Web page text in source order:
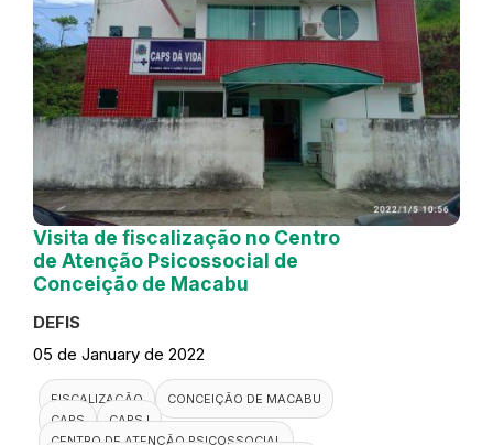
Visita de fiscalização no Centro
de Atenção Psicossocial de
Conceição de Macabu
DEFIS
05 de January de 2022
FISCALIZAÇÃO
CONCEIÇÃO DE MACABU
CAPS
CAPS I
CENTRO DE ATENÇÃO PSICOSSOCIAL